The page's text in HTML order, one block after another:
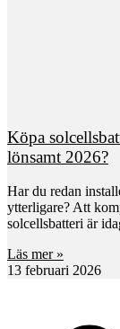
Köpa
lönsamt 2026?
Har du redan
ytterligare? Att
solcellsbatteri är
Läs mer »
13 februari 2026